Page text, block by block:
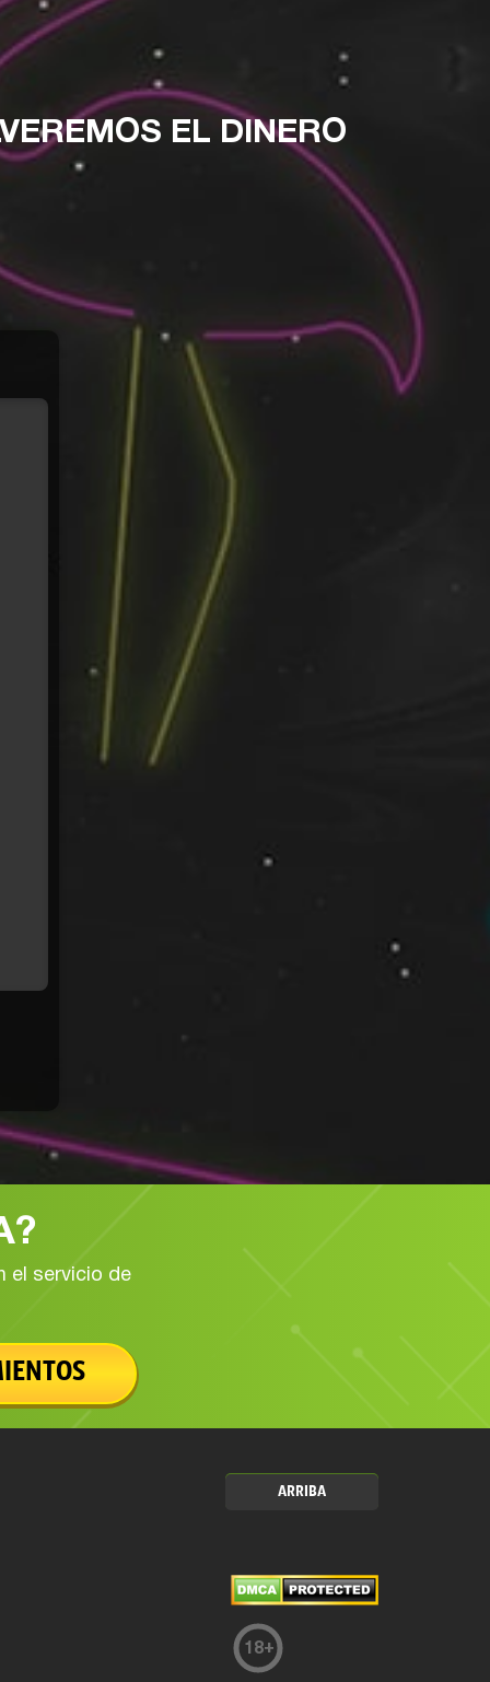
EL DINERO
el servicio de
ARRIBA
18+